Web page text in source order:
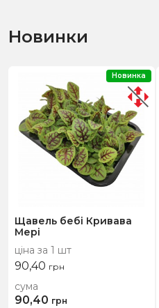
Новинки
Щавель бебі Кривава
Мері
ціна за 1 шт
90,40 грн
сума
90,40 грн
Новинка